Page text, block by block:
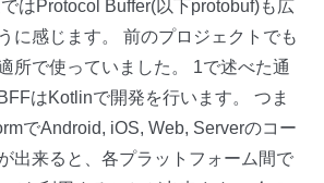
はProtocol Buffer(以下protobuf)も広
に感じます。 前のプロジェクトでも
所で使っていました。 1で述べた通
はKotlinで開発を行います。 つま
でAndroid, iOS, Web, Serverのコー
出来ると、各プラットフォーム間で